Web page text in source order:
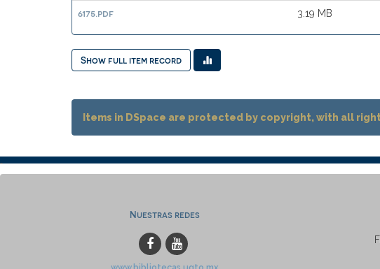
6175.pdf 3.19 MB
Show full item record
Items in DSpace are protected by copyright, with all
Nuestras redes